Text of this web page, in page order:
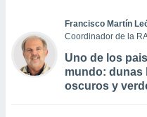
Francisco Martín
Coordinador de la
Uno de los
mundo: dunas
oscuros y